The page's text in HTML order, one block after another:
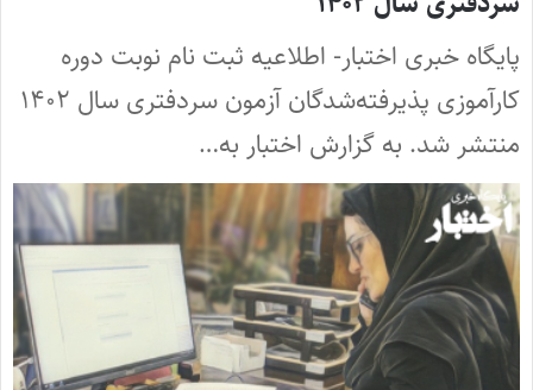
پایگاه خبری اختبار- اطلاعیه ثبت نام نوبت دوره
کارآموزی پذیرفته‌شدگان آزمون سردفتری سال ۱۴۰۲
منتشر شد. به گزارش اختبار به…